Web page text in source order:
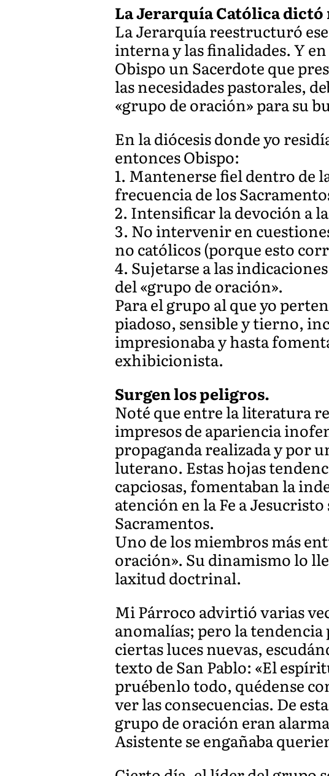
La Jerarquía Católica dictó
La Jerarquía reestructuró
interna y las finalidades. Y
Obispo un Sacerdote que
las necesidades pastorales,
«grupo de oración» para su
En la diócesis donde yo
entonces Obispo:
1. Mantenerse fiel dentro de
frecuencia de los
2. Intensificar la devoción a
3. No intervenir en
no católicos (porque esto
4. Sujetarse a las
del «grupo de oración».
Para el grupo al que yo
piadoso, sensible y tierno,
impresionaba y hasta
exhibicionista.
Surgen los peligros.
Noté que entre la literatura
impresos de apariencia
propaganda realizada y por
luterano. Estas hojas
capciosas, fomentaban la
atención en la Fe a
Sacramentos.
Uno de los miembros más
oración». Su dinamismo lo
laxitud doctrinal.
Mi Párroco advirtió varias
anomalías; pero la
ciertas luces nuevas,
texto de San Pablo: «El
pruébenlo todo, quédense
ver las consecuencias. De
grupo de oración eran
Asistente se engañaba